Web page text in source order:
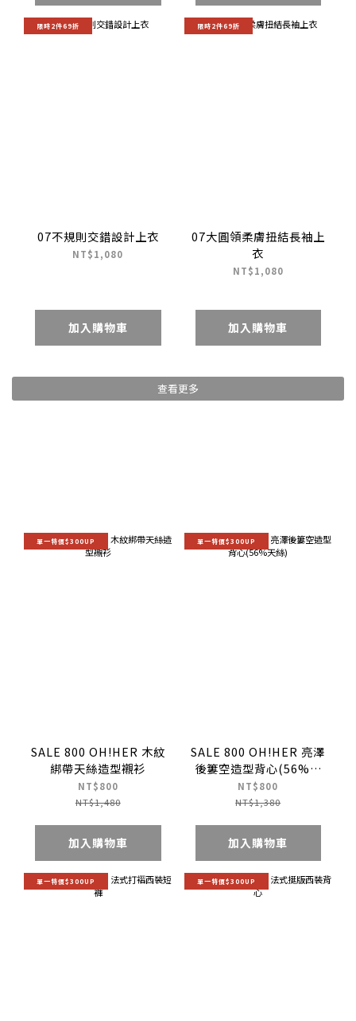
限時2件69折
07不規則交錯設計上衣
NT$1,080
加入購物車
限時2件69折
07大圓領柔膚扭結長袖上
衣
NT$1,080
加入購物車
查看更多
單一特價$300UP
SALE 800 OH!HER 木紋
綁帶天絲造型襯衫
NT$800
NT$1,480
加入購物車
單一特價$300UP
SALE 800 OH!HER 亮澤
後簍空造型背心(56%天
絲)
NT$800
NT$1,380
加入購物車
單一特價$300UP 單一特價$300UP